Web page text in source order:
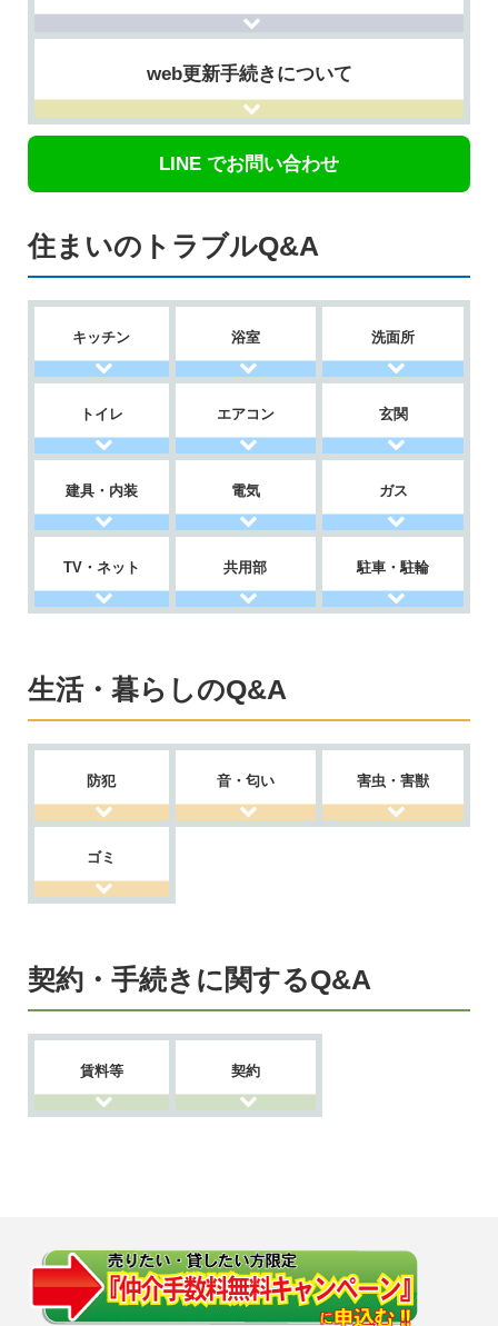
web更新手続きについて
LINE でお問い合わせ
住まいのトラブルQ&A
キッチン 浴室 洗面所
トイレ エアコン 玄関
建具・内装 電気 ガス
TV・ネット 共用部 駐車・駐輪
生活・暮らしのQ&A
防犯 音・匂い 害虫・害獣
ゴミ
契約・手続きに関するQ&A
賃料等 契約